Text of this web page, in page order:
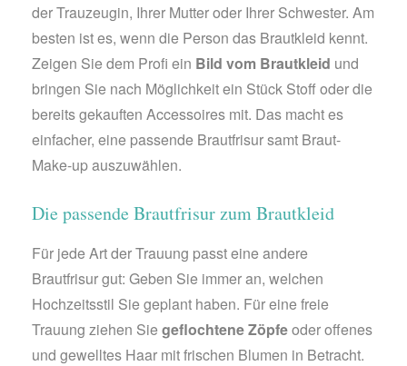
der Trauzeugin, Ihrer Mutter oder Ihrer Schwester. Am
besten ist es, wenn die Person das Brautkleid kennt.
Zeigen Sie dem Profi ein Bild vom Brautkleid und
bringen Sie nach Möglichkeit ein Stück Stoff oder die
bereits gekauften Accessoires mit. Das macht es
einfacher, eine passende Brautfrisur samt Braut-
Make-up auszuwählen.
Die passende Brautfrisur zum Brautkleid
Für jede Art der Trauung passt eine andere
Brautfrisur gut: Geben Sie immer an, welchen
Hochzeitsstil Sie geplant haben. Für eine freie
Trauung ziehen Sie geflochtene Zöpfeoder offenes
und gewelltes Haar mit frischen Blumen in Betracht.